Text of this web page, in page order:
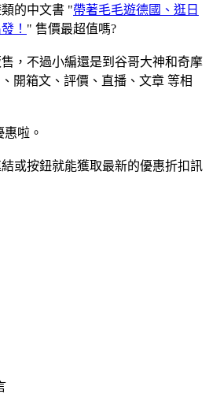
的中文書 "帶著毛毛遊德國、逛日
！ " 售價最超值嗎?
，不過小編還是到谷哥大神和奇摩
開箱文、評價、直播、文章 等相
惠啦。
或按鈕就能獲取最新的優惠折扣訊